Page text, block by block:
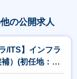
の公開求人
/ITS】インフラ
）(初任地：名